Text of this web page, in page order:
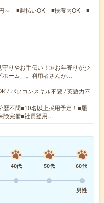
円～ ■週払いOK ■扶養内OK ■
りやお手伝い！≫お年寄りが少
ホーム」。利用者さんが…
/ パソコンスキル不要 / 英語力不
歴不問■10名以上採用予定！■履
険完備■社員登用…
40代 50代
60代
男性